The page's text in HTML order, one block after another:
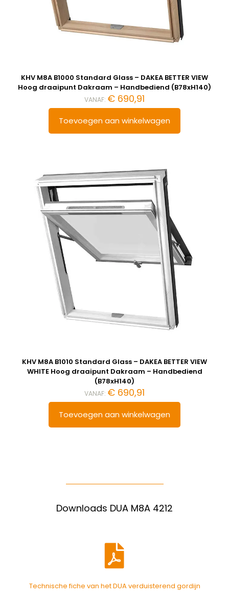
KHV M8A B1000 Standard Glass – DAKEA BETTER VIEW
Hoog draaipunt Dakraam – Handbediend (B78xH140)
VANAF: € 690,91
Toevoegen aan winkelwagen
KHV M8A B1010 Standard Glass – DAKEA BETTER VIEW
WHITE Hoog draaipunt Dakraam – Handbediend
(B78xH140)
VANAF: € 690,91
Toevoegen aan winkelwagen
Downloads DUA M8A 4212
Technische fiche van het DUA verduisterend gordijn